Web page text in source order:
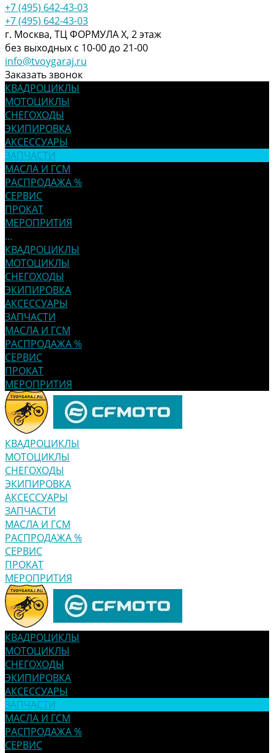
+7 (495) 642-43-03
+7 (495) 642-43-03
г. Москва, ТЦ ФОРМУЛА Х, 2 этаж
без выходных с 10-00 до 21-00
info@tvoygaraj.ru
Заказать звонок
КВАДРОЦИКЛЫ
МОТОЦИКЛЫ
СНЕГОХОДЫ
ЭКИПИРОВКА
АКСЕССУАРЫ
ЗАПЧАСТИ
МАСЛА И ГСМ
РАСПРОДАЖА %
СЕРВИС
ПРОКАТ
МЕРОПРИТИЯ
...
КВАДРОЦИКЛЫ
МОТОЦИКЛЫ
СНЕГОХОДЫ
ЭКИПИРОВКА
АКСЕССУАРЫ
ЗАПЧАСТИ
МАСЛА И ГСМ
РАСПРОДАЖА %
СЕРВИС
ПРОКАТ
МЕРОПРИТИЯ
КВАДРОЦИКЛЫ
МОТОЦИКЛЫ
СНЕГОХОДЫ
ЭКИПИРОВКА
АКСЕССУАРЫ
ЗАПЧАСТИ
МАСЛА И ГСМ
РАСПРОДАЖА %
СЕРВИС
ПРОКАТ
МЕРОПРИТИЯ
КВАДРОЦИКЛЫ
МОТОЦИКЛЫ
СНЕГОХОДЫ
ЭКИПИРОВКА
АКСЕССУАРЫ
ЗАПЧАСТИ
МАСЛА И ГСМ
РАСПРОДАЖА %
СЕРВИС